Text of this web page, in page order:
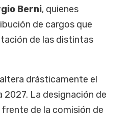
Berni, quienes
de cargos que
de las distintas
drásticamente el
La designación de
frente de la comisión de